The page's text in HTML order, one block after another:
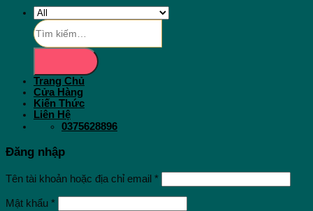
Tìm
kiếm:
Trang Chủ
Cửa Hàng
Kiến Thức
Liên Hệ
0375628896
Đăng nhập
Tên tài khoản hoặc địa chỉ email *
Mật khẩu *